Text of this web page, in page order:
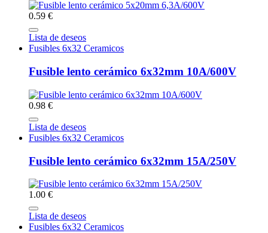
0.59 €
Lista de deseos
Fusibles 6x32 Ceramicos
Fusible lento cerámico 6x32mm 10A/600V
0.98 €
Lista de deseos
Fusibles 6x32 Ceramicos
Fusible lento cerámico 6x32mm 15A/250V
1.00 €
Lista de deseos
Fusibles 6x32 Ceramicos